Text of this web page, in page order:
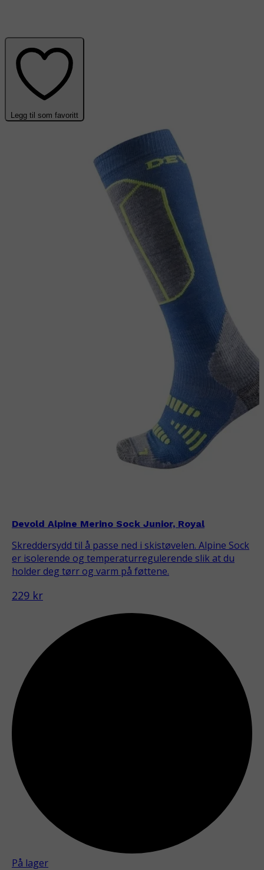
Legg til som favoritt
Devold Alpine Merino Sock Junior, Royal
Skreddersydd til å passe ned i skistøvelen. Alpine Sock
er isolerende og temperaturregulerende slik at du
holder deg tørr og varm på føttene.
229 kr
På lager